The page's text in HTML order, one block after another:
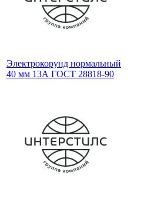
Электрокорунд нормальный
40 мм 13А ГОСТ 28818-90